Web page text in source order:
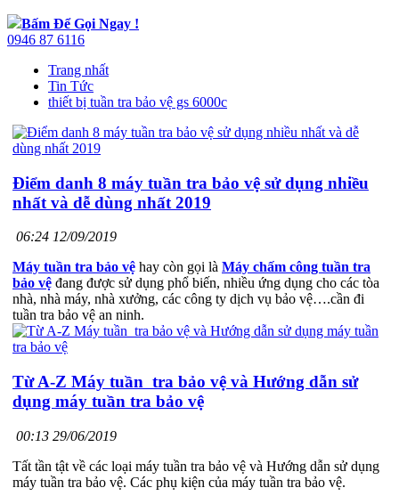
Bấm Để Gọi Ngay !
0946 87 6116
Trang nhất
Tin Tức
thiết bị tuần tra bảo vệ gs 6000c
Điểm danh 8 máy tuần tra bảo vệ sử dụng nhiều
nhất và dễ dùng nhất 2019
06:24 12/09/2019
Máy tuần tra bảo vệ hay còn gọi là Máy chấm công tuần tra
bảo vệ đang được sử dụng phổ biến, nhiều ứng dụng cho các tòa
nhà, nhà máy, nhà xưởng, các công ty dịch vụ bảo vệ….cần đi
tuần tra bảo vệ an ninh.
Từ A-Z Máy tuần tra bảo vệ và Hướng dẫn sử
dụng máy tuần tra bảo vệ
00:13 29/06/2019
Tất tần tật về các loại máy tuần tra bảo vệ và Hướng dẫn sử dụng
máy tuần tra bảo vệ. Các phụ kiện của máy tuần tra bảo vệ.